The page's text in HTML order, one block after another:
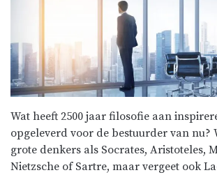
Wat heeft 2500 jaar filosofie aan
opgeleverd voor de bestuurder van nu?
grote denkers als Socrates, Aristoteles,
Nietzsche of Sartre, maar vergeet ook